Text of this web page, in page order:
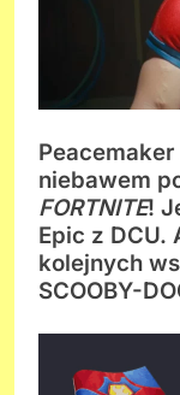
niebawem
FORTNITE!
Epic z DCU.
kolejnych
SCOOBY-